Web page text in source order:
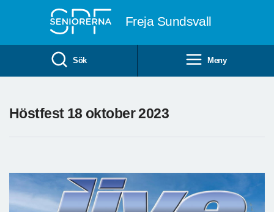
Freja Sundsvall
Sök Meny
Höstfest 18 oktober 2023